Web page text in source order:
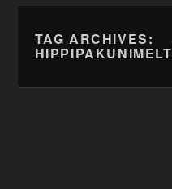
TAG ARCHIVES: